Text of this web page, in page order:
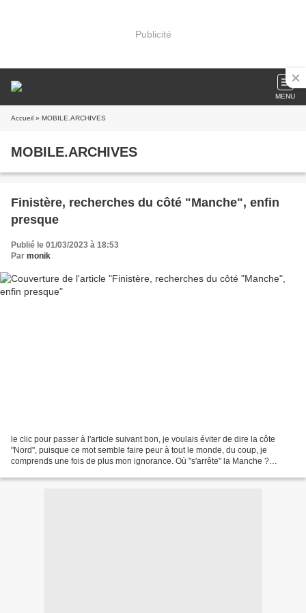
Publicité
MENU
Accueil » MOBILE.ARCHIVES
MOBILE.ARCHIVES
Finistère, recherches du côté "Manche", enfin
presque
Publié le 01/03/2023 à 18:53
Par monik
le clic pour passer à l'article suivant bon, je voulais éviter de dire la côte
"Nord", puisque ce mot semble faire peur à tout le monde, du coup, je
comprends une fois de plus mon ignorance. Où "s'arrête" la Manche ?